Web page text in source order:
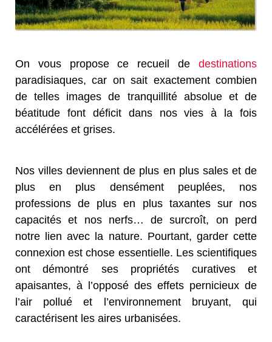
On vous propose ce recueil de destinations
paradisiaques, car on sait exactement combien
de telles images de tranquillité absolue et de
béatitude font déficit dans nos vies à la fois
accélérées et grises.
Nos villes deviennent de plus en plus sales et de
plus en plus densément peuplées, nos
professions de plus en plus taxantes sur nos
capacités et nos nerfs… de surcroît, on perd
notre lien avec la nature. Pourtant, garder cette
connexion est chose essentielle. Les scientifiques
ont démontré ses propriétés curatives et
apaisantes, à l’opposé des effets pernicieux de
l’air pollué et l’environnement bruyant, qui
caractérisent les aires urbanisées.